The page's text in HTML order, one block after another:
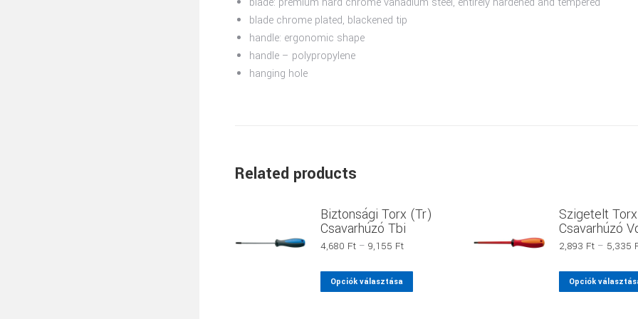
blade chrome plated, blackened tip
handle: ergonomic shape
handle – polypropylene
hanging hole
Related products
Biztonsági Torx (Tr)
Csavarhúzó Tbi
4,680 Ft – 9,155 FtÁrtartomány:
-
9,155 Ft
Opciók választása
Szigetelt
Csavarhúzó
2,893 Ft – 5,335
Opciók